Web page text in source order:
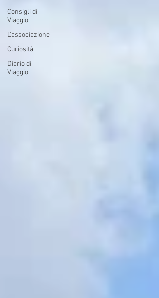
Consigli di
Viaggio
L'associazione
Curiosità
Diario di
Viaggio